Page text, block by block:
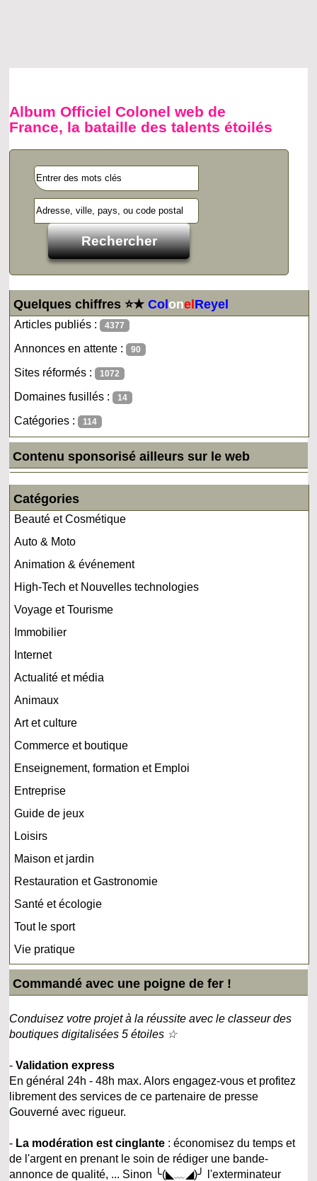
Album Officiel Colonel web de
France, la bataille des talents étoilés
Quelques chiffres ⭐★ColonelReyel
Articles publiés : 4377
Annonces en attente : 90
Sites réformés : 1072
Domaines fusillés : 14
Catégories : 114
Contenu sponsorisé ailleurs sur le web
Catégories
Beauté et Cosmétique
Auto & Moto
Animation & événement
High-Tech et Nouvelles technologies
Voyage et Tourisme
Immobilier
Internet
Actualité et média
Animaux
Art et culture
Commerce et boutique
Enseignement, formation et Emploi
Entreprise
Guide de jeux
Loisirs
Maison et jardin
Restauration et Gastronomie
Santé et écologie
Tout le sport
Vie pratique
Commandé avec une poigne de fer !
Conduisez votre projet à la réussite avec le classeur des
boutiques digitalisées 5 étoiles ☆
-Validation express
En général 24h - 48h max. Alors engagez-vous et profitez
librement des services de ce partenaire de presse
Gouverné avec rigueur.
- La modération est cinglante : économisez du temps et
de l'argent en prenant le soin de rédiger une bande-
annonce de qualité, ... Sinon ╰(◣﹏◢)╯ l'exterminateur